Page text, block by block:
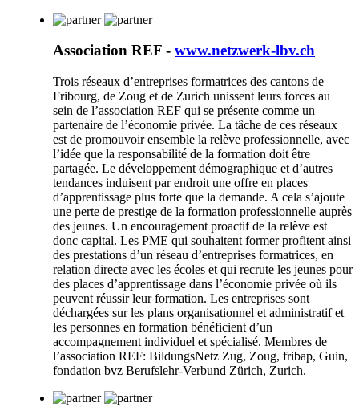
Association REF - www.netzwerk-lbv.ch
Trois réseaux d’entreprises formatrices des cantons de
Fribourg, de Zoug et de Zurich unissent leurs forces au
sein de l’association REF qui se présente comme un
partenaire de l’économie privée. La tâche de ces réseaux
est de promouvoir ensemble la relève professionnelle, avec
l’idée que la responsabilité de la formation doit être
partagée. Le développement démographique et d’autres
tendances induisent par endroit une offre en places
d’apprentissage plus forte que la demande. A cela s’ajoute
une perte de prestige de la formation professionnelle auprès
des jeunes. Un encouragement proactif de la relève est
donc capital. Les PME qui souhaitent former profitent ainsi
des prestations d’un réseau d’entreprises formatrices, en
relation directe avec les écoles et qui recrute les jeunes pour
des places d’apprentissage dans l’économie privée où ils
peuvent réussir leur formation. Les entreprises sont
déchargées sur les plans organisationnel et administratif et
les personnes en formation bénéficient d’un
accompagnement individuel et spécialisé. Membres de
l’association REF: BildungsNetz Zug, Zoug, fribap, Guin,
fondation bvz Berufslehr-Verbund Zürich, Zurich.